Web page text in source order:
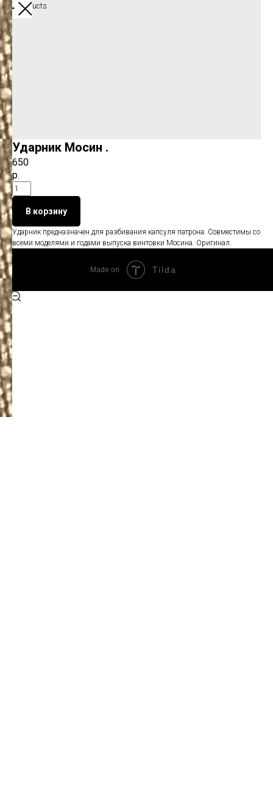
More products
Ударник Мосин .
650
р.
В корзину
Ударник предназначен для разбивания капсуля патрона. Совместимы со
всеми моделями и годами выпуска винтовки Мосина. Оригинал.
Made on Tilda